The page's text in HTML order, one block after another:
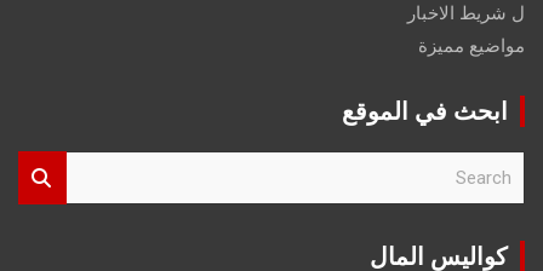
ل شريط الاخبار
مواضيع مميزة
ابحث في الموقع
r
كواليس المال